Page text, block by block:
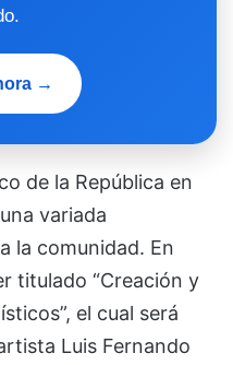
→
de la República en
variada
la comunidad. En
titulado “Creación y
el cual será
Luis Fernando